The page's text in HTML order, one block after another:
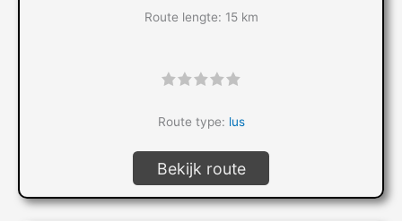
Route lengte: 15 km
Route type: lus
Bekijk route